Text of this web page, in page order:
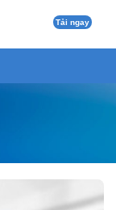
Tải ngay